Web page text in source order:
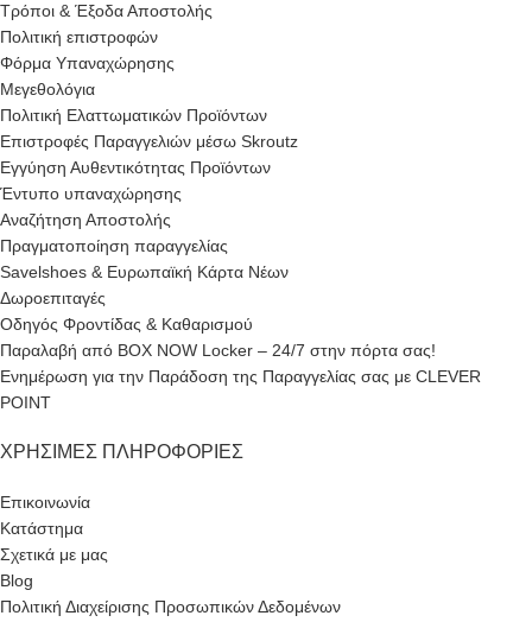
Τρόποι & Έξοδα Αποστολής
Πολιτική επιστροφών
Φόρμα Υπαναχώρησης
Μεγεθολόγια
Πολιτική Ελαττωματικών Προϊόντων
Επιστροφές Παραγγελιών μέσω Skroutz
Εγγύηση Αυθεντικότητας Προϊόντων
Έντυπο υπαναχώρησης
Αναζήτηση Αποστολής
Πραγματοποίηση παραγγελίας
Savelshoes & Ευρωπαϊκή Κάρτα Νέων
Δωροεπιταγές
Οδηγός Φροντίδας & Καθαρισμού
Παραλαβή από BOX NOW Locker – 24/7 στην πόρτα σας!
Ενημέρωση για την Παράδοση της Παραγγελίας σας με CLEVER
POINT
ΧΡΉΣΙΜΕΣ ΠΛΗΡΟΦΟΡΊΕΣ
Επικοινωνία
Κατάστημα
Σχετικά με μας
Blog
Πολιτική Διαχείρισης Προσωπικών Δεδομένων